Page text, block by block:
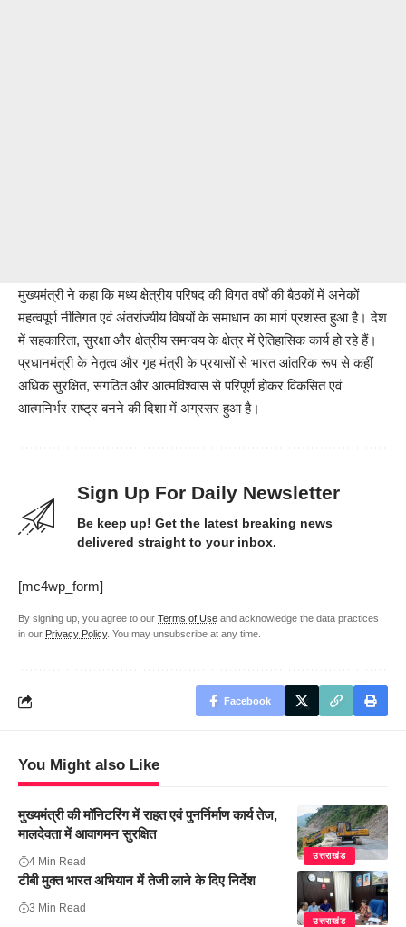
मुख्यमंत्री ने कहा कि मध्य क्षेत्रीय परिषद की विगत वर्षों की बैठकों में अनेकों
महत्वपूर्ण नीतिगत एवं अंतर्राज्यीय विषयों के समाधान का मार्ग प्रशस्त हुआ है। देश
में सहकारिता, सुरक्षा और क्षेत्रीय समन्वय के क्षेत्र में ऐतिहासिक कार्य हो रहे हैं।
प्रधानमंत्री के नेतृत्व और गृह मंत्री के प्रयासों से भारत आंतरिक रूप से कहीं
अधिक सुरक्षित, संगठित और आत्मविश्वास से परिपूर्ण होकर विकसित एवं
आत्मनिर्भर राष्ट्र बनने की दिशा में अग्रसर हुआ है।
Sign Up For Daily Newsletter
Be keep up! Get the latest breaking news
delivered straight to your inbox.
[mc4wp_form]
By signing up, you agree to our Terms of Use and acknowledge the data practices
in our Privacy Policy. You may unsubscribe at any time.
Facebook
You Might also Like
उत्तराखंड
मुख्यमंत्री की मॉनिटरिंग में राहत एवं पुनर्निर्माण कार्य तेज,
मालदेवता में आवागमन सुरक्षित
4 Min Read
उत्तराखंड
टीबी मुक्त भारत अभियान में तेजी लाने के दिए निर्देश
3 Min Read